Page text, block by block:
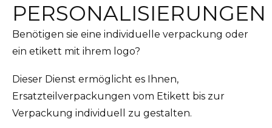
PERSONALISIERUNGEN
Benötigen sie eine individuelle verpackung oder
ein etikett mit ihrem logo?
Dieser Dienst ermöglicht es Ihnen,
Ersatzteilverpackungen vom Etikett bis zur
Verpackung individuell zu gestalten.